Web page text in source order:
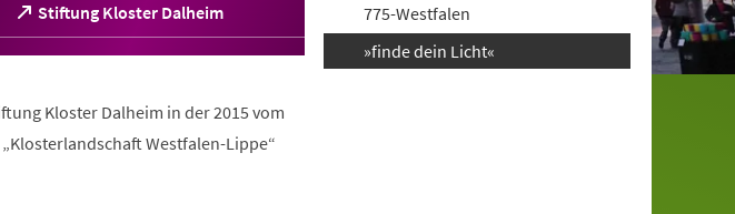
Stiftung Kloster Dalheim
(Öffnet
in
einem
Kloster Dalheim in der 2015 vom
Westfalen-Lippe“
775-Westfalen
»finde dein Licht«